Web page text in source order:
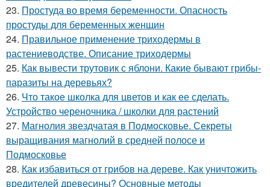
23. Простуда во время беременности. Опасность
простуды для беременных женщин
24. Правильное применение триходермы в
растениеводстве. Описание триходермы
25. Как вывести трутовик с яблони. Какие бывают грибы-
паразиты на деревьях?
26. Что такое школка для цветов и как ее сделать.
Устройство череночника / школки для растений
27. Магнолия звездчатая в Подмосковье. Секреты
выращивания магнолий в средней полосе и
Подмосковье
28. Как избавиться от грибов на дереве. Как уничтожить
вредителей древесины? Основные методы